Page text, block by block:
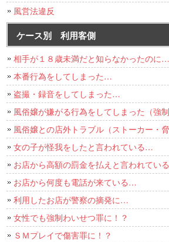
風営法違反
ケース別 利用客側
相手が１８歳未満だと知らなかったのに…
本番行為をしてしまった…
盗撮・録音をしてしまった…
風俗嬢が嫌がる行為をしてしまった（強
風俗嬢との店外トラブル（ストーカー・脅
女の子が怪我をしたと言われている…
お店から高額の罰金を払えと言われてい
お店から何度も電話が来ている…
利用したお店が警察の摘発に…
女性でも強制わいせつ罪に！？
ＳＭプレイで傷害罪に！？